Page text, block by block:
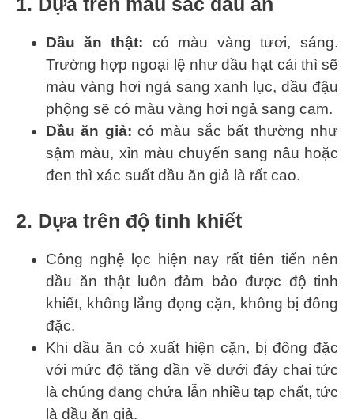
Dầu ăn thật: có màu vàng tươi, sáng.
Trường hợp ngoại lệ như dầu hạt cải thì sẽ
màu vàng hơi ngả sang xanh lục, dầu đậu
phộng sẽ có màu vàng hơi ngả sang cam.
Dầu ăn giả: có màu sắc bất thường như
sậm màu, xỉn màu chuyển sang nâu hoặc
đen thì xác suất dầu ăn giả là rất cao.
2. Dựa trên độ tinh khiết
Công nghệ lọc hiện nay rất tiên tiến nên
dầu ăn thật luôn đảm bảo được độ tinh
khiết, không lắng đọng cặn, không bị đông
đặc.
Khi dầu ăn có xuất hiện cặn, bị đông đặc
với mức độ tăng dần về dưới đáy chai tức
là chúng đang chứa lẫn nhiều tạp chất, tức
là dầu ăn giả.